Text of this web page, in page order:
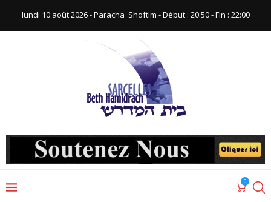
lundi 10 août 2026 - Paracha ‪ Shoftim‬ - Début : 20:50‬ - Fin : ‪22:00‬
0